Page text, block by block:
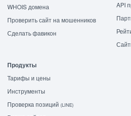
WHOIS домена
Проверить сайт на мошенников
Сделать фавикон
API
Продукты
Тарифы и цены
Инструменты
Проверка позиций (LINE)